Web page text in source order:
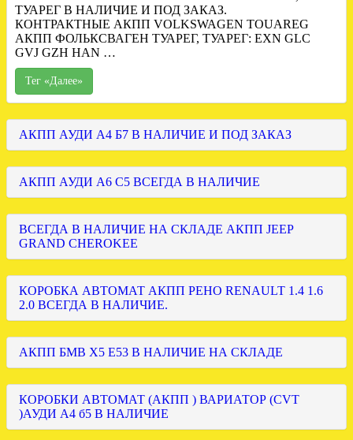
ТУАРЕГ В НАЛИЧИЕ И ПОД ЗАКАЗ.
КОНТРАКТНЫЕ АКПП VOLKSWAGEN TOUAREG
АКПП ФОЛЬКСВАГЕН ТУАРЕГ, ТУАРЕГ: EXN GLC
GVJ GZH HAN …
Тег «Далее»
АКПП АУДИ А4 Б7 В НАЛИЧИЕ И ПОД ЗАКАЗ
АКПП АУДИ А6 С5 ВСЕГДА В НАЛИЧИЕ
ВСЕГДА В НАЛИЧИЕ НА СКЛАДЕ АКПП JEEP
GRAND CHEROKEE
КОРОБКА АВТОМАТ АКПП РЕНО RENAULT 1.4 1.6
2.0 ВСЕГДА В НАЛИЧИЕ.
АКПП БМВ Х5 Е53 В НАЛИЧИЕ НА СКЛАДЕ
КОРОБКИ АВТОМАТ (АКПП ) ВАРИАТОР (CVT
)АУДИ А4 б5 В НАЛИЧИЕ